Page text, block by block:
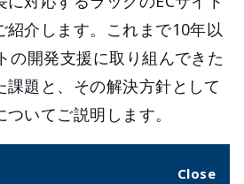
紹介します。これまで10年以
の開発支援に取り組んできた
題と、その解決方針として
いてご説明します。